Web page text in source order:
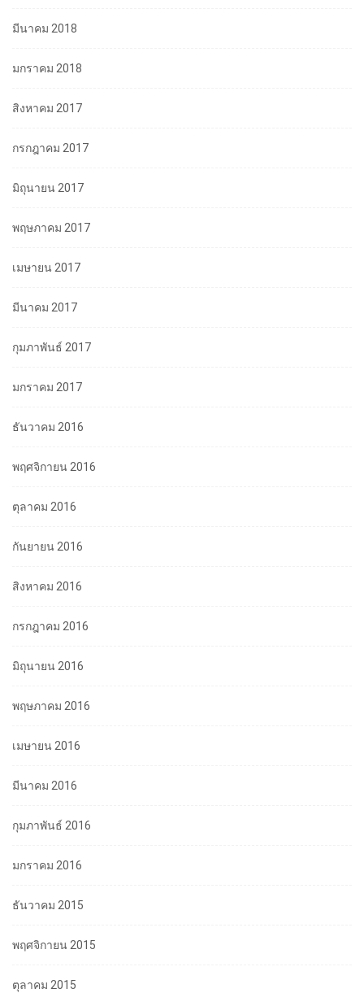
มีนาคม 2018
มกราคม 2018
สิงหาคม 2017
กรกฎาคม 2017
มิถุนายน 2017
พฤษภาคม 2017
เมษายน 2017
มีนาคม 2017
กุมภาพันธ์ 2017
มกราคม 2017
ธันวาคม 2016
พฤศจิกายน 2016
ตุลาคม 2016
กันยายน 2016
สิงหาคม 2016
กรกฎาคม 2016
มิถุนายน 2016
พฤษภาคม 2016
เมษายน 2016
มีนาคม 2016
กุมภาพันธ์ 2016
มกราคม 2016
ธันวาคม 2015
พฤศจิกายน 2015
ตุลาคม 2015